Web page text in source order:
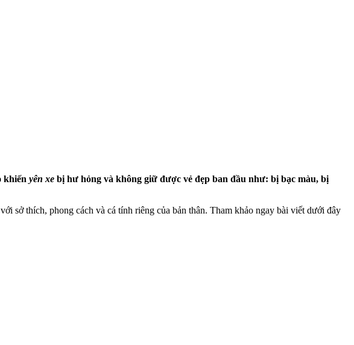
khiến yên xe bị hư hỏng và không giữ được vẻ đẹp ban đầu như: bị bạc màu, bị
sở thích, phong cách và cá tính riêng của bản thân. Tham khảo ngay bài viết dưới đây